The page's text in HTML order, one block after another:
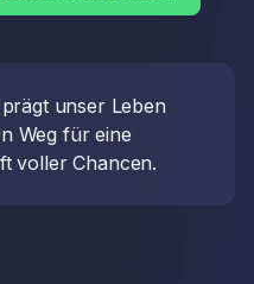
unser Leben
Weg für eine
voller Chancen.